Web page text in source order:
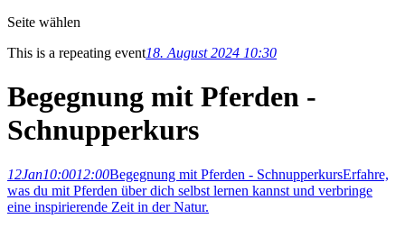
Seite wählen
This is a repeating event18. August 2024 10:30
Begegnung mit Pferden -
Schnupperkurs
12Jan10:0012:00Begegnung mit Pferden - SchnupperkursErfahre,
was du mit Pferden über dich selbst lernen kannst und verbringe
eine inspirierende Zeit in der Natur.